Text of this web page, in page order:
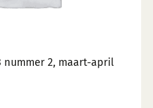
nummer 2, maart-april